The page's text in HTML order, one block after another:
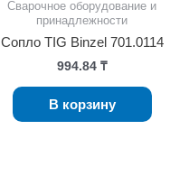
Сварочное оборудование и
принадлежности
Сопло TIG Binzel 701.0114
994.84₸
В корзину